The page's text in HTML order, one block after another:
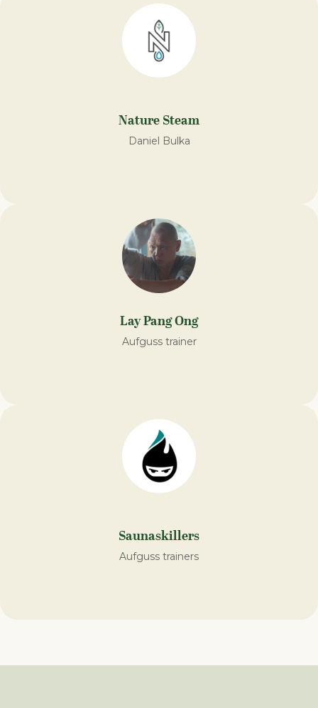
Nature Steam
Daniel Bulka
Lay Pang Ong
Aufguss trainer
Saunaskillers
Aufguss trainers